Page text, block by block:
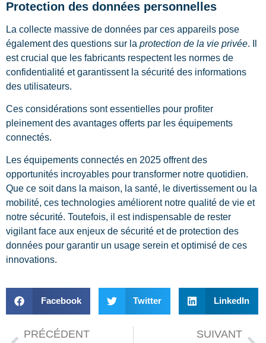
Protection des données personnelles
La collecte massive de données par ces appareils pose
également des questions sur la protection de la vie privée. Il
est crucial que les fabricants respectent les normes de
confidentialité et garantissent la sécurité des informations
des utilisateurs.
Ces considérations sont essentielles pour profiter
pleinement des avantages offerts par les équipements
connectés.
Les équipements connectés en 2025 offrent des
opportunités incroyables pour transformer notre quotidien.
Que ce soit dans la maison, la santé, le divertissement ou la
mobilité, ces technologies améliorent notre qualité de vie et
notre sécurité. Toutefois, il est indispensable de rester
vigilant face aux enjeux de sécurité et de protection des
données pour garantir un usage serein et optimisé de ces
innovations.
Facebook Twitter LinkedIn
PRÉCÉDENT
SUIVANT